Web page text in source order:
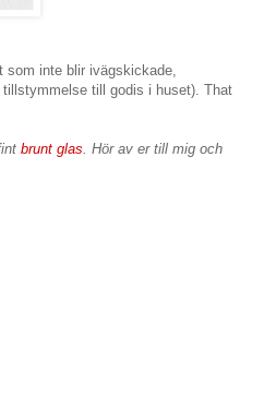
inte blir ivägskickade,
till godis i huset). That
brunt glas . Hör av er till mig och